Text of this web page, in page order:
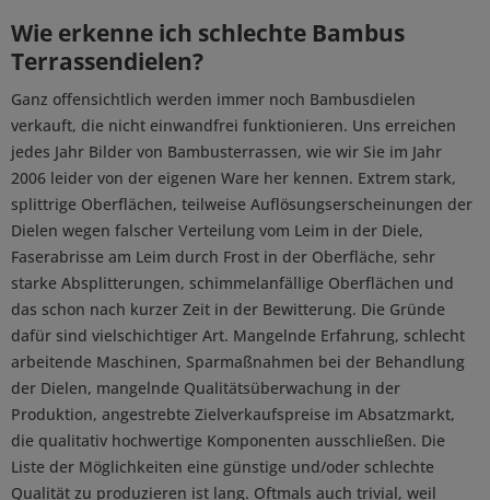
Wie erkenne ich schlechte Bambus
Terrassendielen?
Ganz offensichtlich werden immer noch Bambusdielen
verkauft, die nicht einwandfrei funktionieren. Uns erreichen
jedes Jahr Bilder von Bambusterrassen, wie wir Sie im Jahr
2006 leider von der eigenen Ware her kennen. Extrem stark,
splittrige Oberflächen, teilweise Auflösungserscheinungen der
Dielen wegen falscher Verteilung vom Leim in der Diele,
Faserabrisse am Leim durch Frost in der Oberfläche, sehr
starke Absplitterungen, schimmelanfällige Oberflächen und
das schon nach kurzer Zeit in der Bewitterung. Die Gründe
dafür sind vielschichtiger Art. Mangelnde Erfahrung, schlecht
arbeitende Maschinen, Sparmaßnahmen bei der Behandlung
der Dielen, mangelnde Qualitätsüberwachung in der
Produktion, angestrebte Zielverkaufspreise im Absatzmarkt,
die qualitativ hochwertige Komponenten ausschließen. Die
Liste der Möglichkeiten eine günstige und/oder schlechte
Qualität zu produzieren ist lang. Oftmals auch trivial, weil